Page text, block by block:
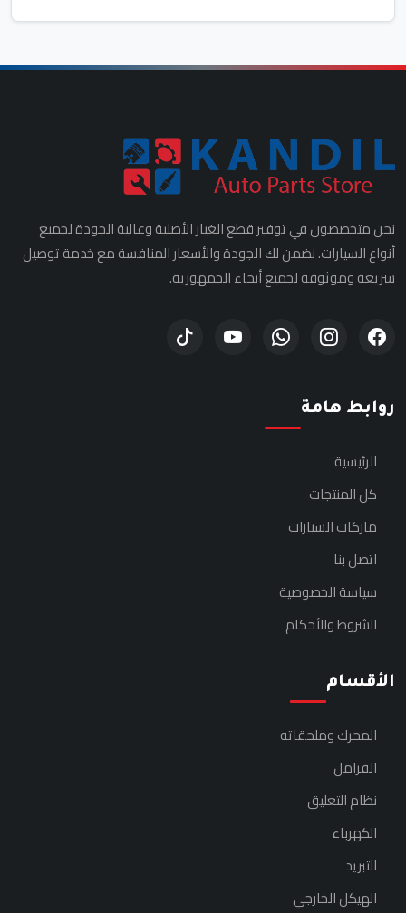
نحن متخصصون في توفير قطع الغيار الأصلية وعالية الجودة لجميع
أنواع السيارات. نضمن لك الجودة والأسعار المنافسة مع خدمة توصيل
سريعة وموثوقة لجميع أنحاء الجمهورية.
روابط هامة
الرئيسية
كل المنتجات
ماركات السيارات
اتصل بنا
سياسة الخصوصية
الشروط والأحكام
الأقسام
المحرك وملحقاته
الفرامل
نظام التعليق
الكهرباء
التبريد
الهيكل الخارجي